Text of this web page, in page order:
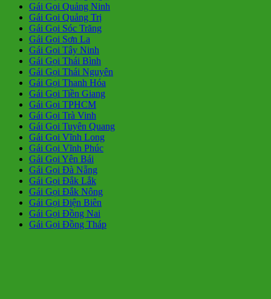
Gái Gọi Quảng Ninh
Gái Gọi Quảng Trị
Gái Gọi Sóc Trăng
Gái Gọi Sơn La
Gái Gọi Tây Ninh
Gái Gọi Thái Bình
Gái Gọi Thái Nguyên
Gái Gọi Thanh Hóa
Gái Gọi Tiền Giang
Gái Gọi TPHCM
Gái Gọi Trà Vinh
Gái Gọi Tuyên Quang
Gái Gọi Vĩnh Long
Gái Gọi Vĩnh Phúc
Gái Gọi Yên Bái
Gái Gọi Đà Nẵng
Gái Gọi Đắk Lắk
Gái Gọi Đắk Nông
Gái Gọi Điện Biên
Gái Gọi Đồng Nai
Gái Gọi Đồng Tháp